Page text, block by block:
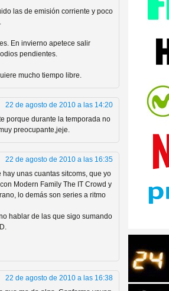
eslas de emisión corriente y poco
En invierno apetece salir
pendientes.
mucho tiempo libre.
22 de agosto de 2010 a las 14:20
porque durante la temporada no
preocupante,jeje.
22 de agosto de 2010 a las 16:35
unas cuantas sitcoms, que yo
Modern Family The IT Crowd y
lo demás son series a ritmo
hablar de las que sigo sumando
22 de agosto de 2010 a las 16:38